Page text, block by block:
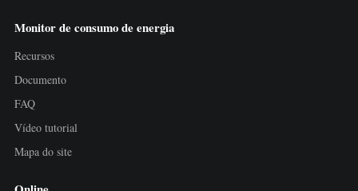
Monitor de consumo de energia
Recursos
Documento
FAQ
Vídeo tutorial
Mapa do site